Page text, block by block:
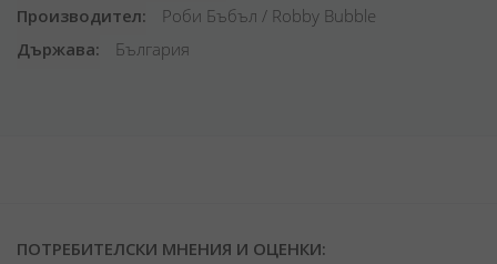
Производител
Роби Бъбъл / Robby Bubble
Държава
България
ПОТРЕБИТЕЛСКИ МНЕНИЯ И ОЦЕНКИ: